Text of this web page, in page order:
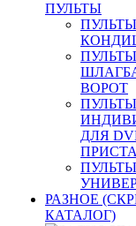
ПУЛЬТЫ
ВОРОТ
ПУЛЬТЫ
ДЛЯ
ПУЛЬТЫ
РАЗНОЕ
КАТАЛОГ)